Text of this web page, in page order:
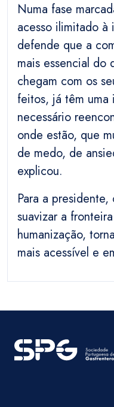
Numa fase
acesso ilimitado à
defende que a
mais essencial do
chegam com os
feitos, já têm
necessário
onde estão, que
de medo, de
explicou.
Para a
suavizar a
humanização,
mais acessível e